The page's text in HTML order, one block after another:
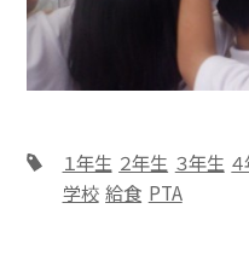
１年生 ２年生 ３年生
学校 給食 PTA